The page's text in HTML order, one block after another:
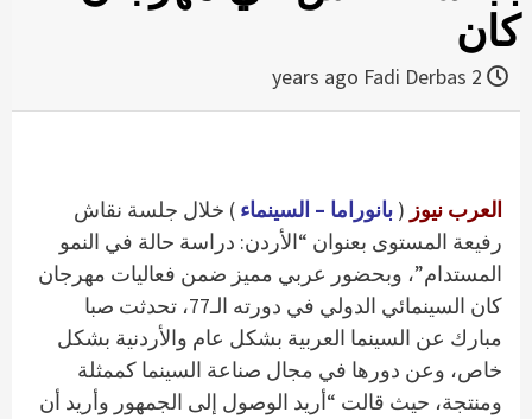
كان
Fadi Derbas
العرب نيوز ( بانوراما – السينماء ) خلال جلسة نقاش
رفيعة المستوى بعنوان “الأردن: دراسة حالة في النمو
المستدام”، وبحضور عربي مميز ضمن فعاليات مهرجان
كان السينمائي الدولي في دورته الـ77، تحدثت صبا
مبارك عن السينما العربية بشكل عام والأردنية بشكل
خاص، وعن دورها في مجال صناعة السينما كممثلة
ومنتجة، حيث قالت “أريد الوصول إلى الجمهور وأريد أن